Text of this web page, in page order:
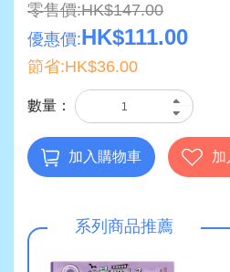
零售價:HK$147.00
優惠價:HK$111.00
節省:HK$36.00
數量：
加入購物車 加
系列商品推薦